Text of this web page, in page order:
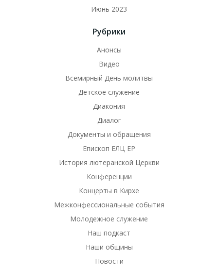
Июнь 2023
Рубрики
Анонсы
Видео
Всемирный День молитвы
Детское служение
Диакония
Диалог
Документы и обращения
Епископ ЕЛЦ ЕР
История лютеранской Церкви
Конференции
Концерты в Кирхе
Межконфессиональные события
Молодежное служение
Наш подкаст
Наши общины
Новости